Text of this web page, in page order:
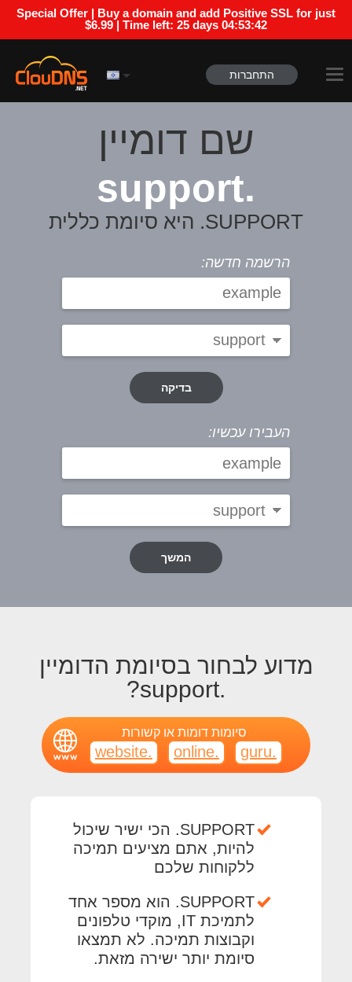
Special Offer | Buy a domain and add Positive SSL for just
$6.99 | Time left: 25 days 04:53:42
התחברות
שם דומיין
.support
SUPPORT. היא סיומת כללית
הרשמה חדשה:
בדיקה
העבירו עכשיו:
המשך
מדוע לבחור בסיומת הדומיין
.support?
סיומות דומות או קשורות
.guru
.online
.website
SUPPORT. הכי ישיר שיכול
להיות, אתם מציעים תמיכה
ללקוחות שלכם
SUPPORT. הוא מספר אחד
לתמיכת IT, מוקדי טלפונים
וקבוצות תמיכה. לא תמצאו
סיומת יותר ישירה מזאת.